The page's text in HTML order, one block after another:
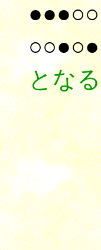
とな